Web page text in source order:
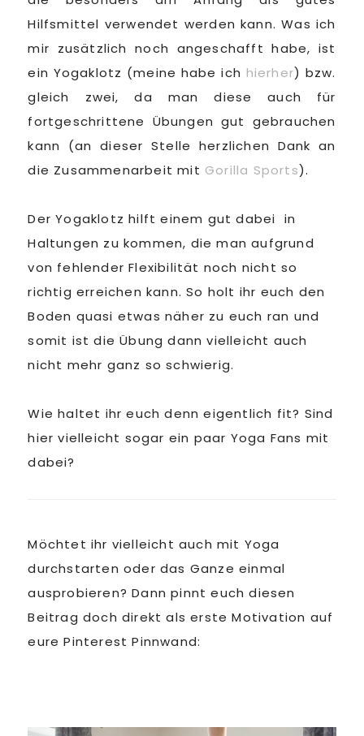
Hilfsmittel verwendet werden kann. Was ich
mir zusätzlich noch angeschafft habe, ist
ein Yogaklotz (meine habe ich hierher) bzw.
gleich zwei, da man diese auch für
fortgeschrittene Übungen gut gebrauchen
kann (an dieser Stelle herzlichen Dank an
die Zusammenarbeit mit Gorilla Sports).
Der Yogaklotz hilft einem gut dabei in
Haltungen zu kommen, die man aufgrund
von fehlender Flexibilität noch nicht so
richtig erreichen kann. So holt ihr euch den
Boden quasi etwas näher zu euch ran und
somit ist die Übung dann vielleicht auch
nicht mehr ganz so schwierig.
Wie haltet ihr euch denn eigentlich fit? Sind
hier vielleicht sogar ein paar Yoga Fans mit
dabei?
Möchtet ihr vielleicht auch mit Yoga
durchstarten oder das Ganze einmal
ausprobieren? Dann pinnt euch diesen
Beitrag doch direkt als erste Motivation auf
eure Pinterest Pinnwand: